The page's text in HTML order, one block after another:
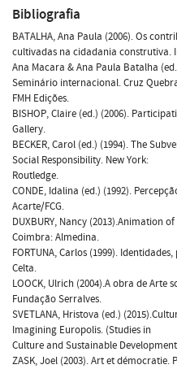
Bibliografia
BATALHA, Ana Paula (2006). Os
cultivadas na cidadania construtiva.
Ana Macara & Ana Paula Batalha
Seminário internacional. Cruz
FMH Edições.
BISHOP, Claire (ed.) (2006).
Gallery.
BECKER, Carol (ed.) (1994). The
Social Responsibility. New York:
Routledge.
CONDE, Idalina (ed.) (1992).
Acarte/FCG.
DUXBURY, Nancy (2013).Animation
Coimbra: Almedina.
FORTUNA, Carlos (1999).
Celta.
LOOCK, Ulrich (2004).A obra de Arte
Fundação Serralves.
SVETLANA, Hristova (ed.)
Imagining Europolis. (Studies in
Culture and Sustainable
ZASK, Joel (2003). Art et démocratie.